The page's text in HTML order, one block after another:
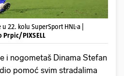
22. kolu SuperSport HNL-a |
PIXSELL
i nogometaš Dinama Stefan
pomoć svim stradalima